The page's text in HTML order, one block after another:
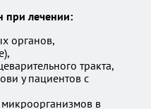
при лечении:
органов,
тракта,
у пациентов с
в